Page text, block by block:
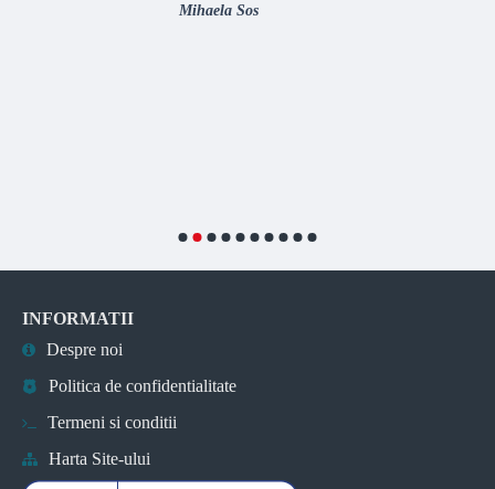
Mihaela Sos
INFORMATII
Despre noi
Politica de confidentialitate
Termeni si conditii
Harta Site-ului